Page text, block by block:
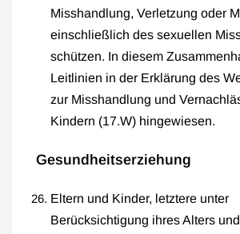
Misshandlung, Verletzung oder
einschließlich des sexuellen
schützen. In diesem
Leitlinien in der Erklärung des
zur Misshandlung und
Kindern (17.W) hingewiesen.
Gesundheitserziehung
Eltern und Kinder, letztere unter
Berücksichtigung ihres Alters und